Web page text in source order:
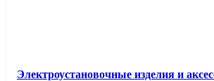
Электроустановочные изделия и